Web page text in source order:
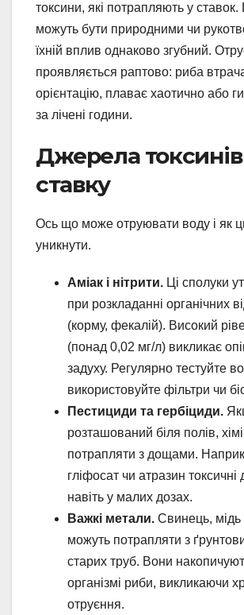
токсини, які потрапляють у ставок.
можуть бути природними чи
їхній вплив однаково згубний.
проявляється раптово: риба
орієнтацію, плаває хаотично або
за лічені години.
Джерела
ставку
Ось що може отруювати воду і як
уникнути.
Аміак і нітрити. Ці сполуки
при розкладанні органічних
(корму, фекалій). Високий
(понад 0,02 мг/л) викликає
задуху. Регулярно тестуйте
використовуйте фільтри чи
Пестициди та гербіциди.
розташований біля полів,
потрапляти з дощами.
гліфосат чи атразин токсичні
навіть у малих дозах.
Важкі метали. Свинець, мідь
можуть потрапляти з
старих труб. Вони
організмі риби, викликаючи
отруєння.